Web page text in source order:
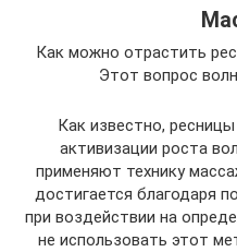
Как можно отрастить
Этот вопрос
Как известно,
активизации роста
применяют технику
достигается благодаря
при воздействии на
не использовать этот